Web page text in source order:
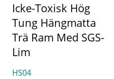
Icke-Toxisk Hög
Tung Hängmatta
Trä Ram Med SGS-
Lim
HS04